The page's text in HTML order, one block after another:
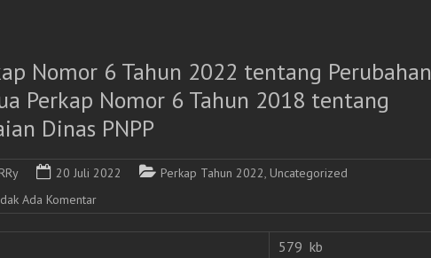
Nomor 6 Tahun 2022 tentang Perubahan
Perkap Nomor 6 Tahun 2018 tentang
Dinas PNPP
20 Juli 2022 Perkap Tahun 2022, Uncategorized
Ada Komentar
579 kb